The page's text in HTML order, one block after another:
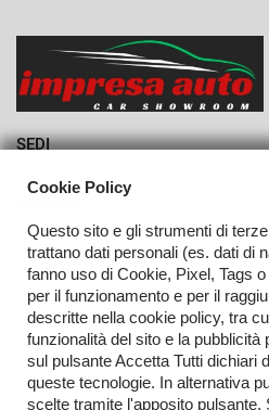
36 Mesi
VEDI
SEDI
Azienda
Contatti
Cookie Policy
Questo sito e gli strumenti di
trattano dati personali (es. dati di
fanno uso di Cookie, Pixel, Tags
per il funzionamento e per il
descritte nella cookie policy, tra
funzionalità del sito e la
sul pulsante Accetta Tutti dichiari
queste tecnologie. In alternativa
scelte tramite l'apposito pulsante.